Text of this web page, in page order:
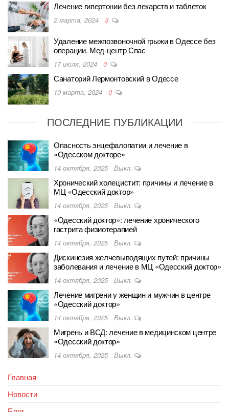
Лечение гипертонии без лекарств и таблеток
2 марта, 2024 3
Удаление межпозвоночной грыжи в Одессе без
операции. Мед-центр Спас
17 июля, 2024 0
Санаторий Лермонтовский в Одессе
10 марта, 2024 0
ПОСЛЕДНИЕ ПУБЛИКАЦИИ
Опасность энцефалопатии и лечение в
«Одесском докторе»
14 октября, 2025 Выкл.
Хронический холецистит: причины и лечение в
МЦ «Одесский доктор»
14 октября, 2025 Выкл.
«Одесский доктор»: лечение хронического
гастрита физиотерапией
14 октября, 2025 Выкл.
Дискинезия желчевыводящих путей: причины
заболевания и лечение в МЦ «Одесский доктор»
14 октября, 2025 Выкл.
Лечение мигрени у женщин и мужчин в центре
«Одесский доктор»
14 октября, 2025 Выкл.
Мигрень и ВСД: лечение в медицинском центре
«Одесский доктор»
14 октября, 2025 Выкл.
Главная
Новости